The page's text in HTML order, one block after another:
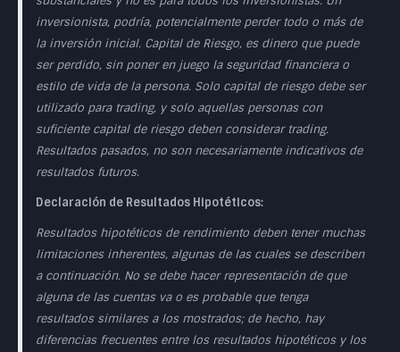
inversionista, podría, potencialmente perder todo o más de
la inversión inicial. Capital de Riesgo, es dinero que puede
ser perdido, sin poner en juego la seguridad financiera o
estilo de vida de la persona. Solo capital de riesgo debe ser
utilizado para trading, y solo aquellas personas con
suficiente capital de riesgo deben considerar trading.
Resultados pasados, no son necesariamente indicativos de
resultados futuros.
Declaración de Resultados Hipotéticos:
Resultados hipotéticos de rendimiento deben tener muchas
limitaciones inherentes, algunas de las cuales se describen
a continuación. No se debe hacer representación de que
alguna de las cuentas va o es probable que tenga
resultados similares a los mostrados; de hecho, hay
diferencias frecuentes entre los resultados hipotéticos y los